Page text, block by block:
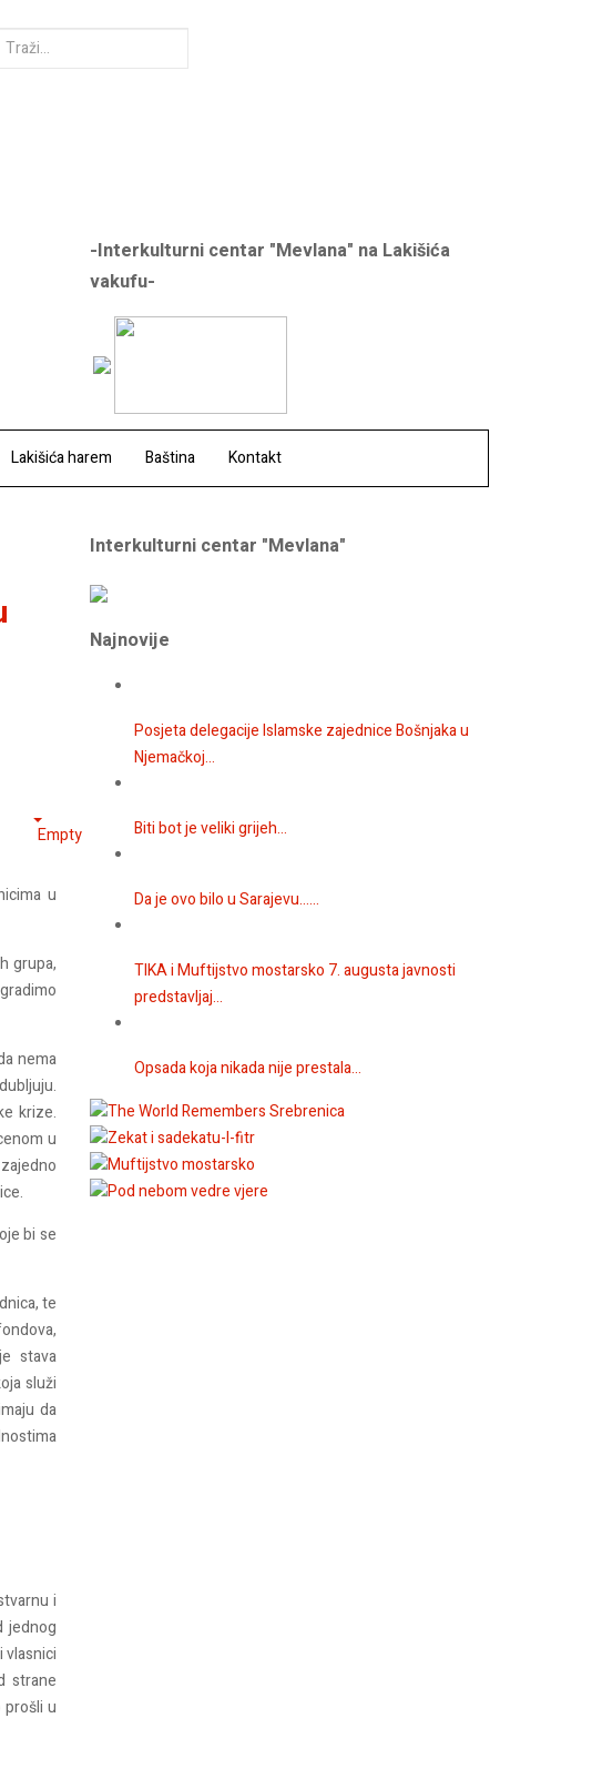
-Interkulturni centar "Mevlana" na Lakišića
vakufu-
Lakišića harem Baština Kontakt
Empty
u
grupa,
nema
krize.
u
bi se
te
stava
služi
da
i
jednog
vlasnici
strane
prošli u
Interkulturni centar "Mevlana"
Najnovije
Posjeta delegacije Islamske zajednice Bošnjaka u
Njemačkoj...
Biti bot je veliki grijeh...
Da je ovo bilo u Sarajevu…...
TIKA i Muftijstvo mostarsko 7. augusta javnosti
predstavljaj...
Opsada koja nikada nije prestala...